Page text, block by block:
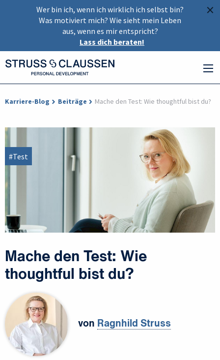
×
Wer bin ich, wenn ich wirklich ich selbst bin?
Was motiviert mich? Wie sieht mein Leben
aus, wenn es mir entspricht?
Lass dich beraten!
Karriere-Blog Beiträge Mache den Test: Wie thoughtful bist du?
#Test
Mache den Test: Wie
thoughtful bist du?
von Ragnhild Struss